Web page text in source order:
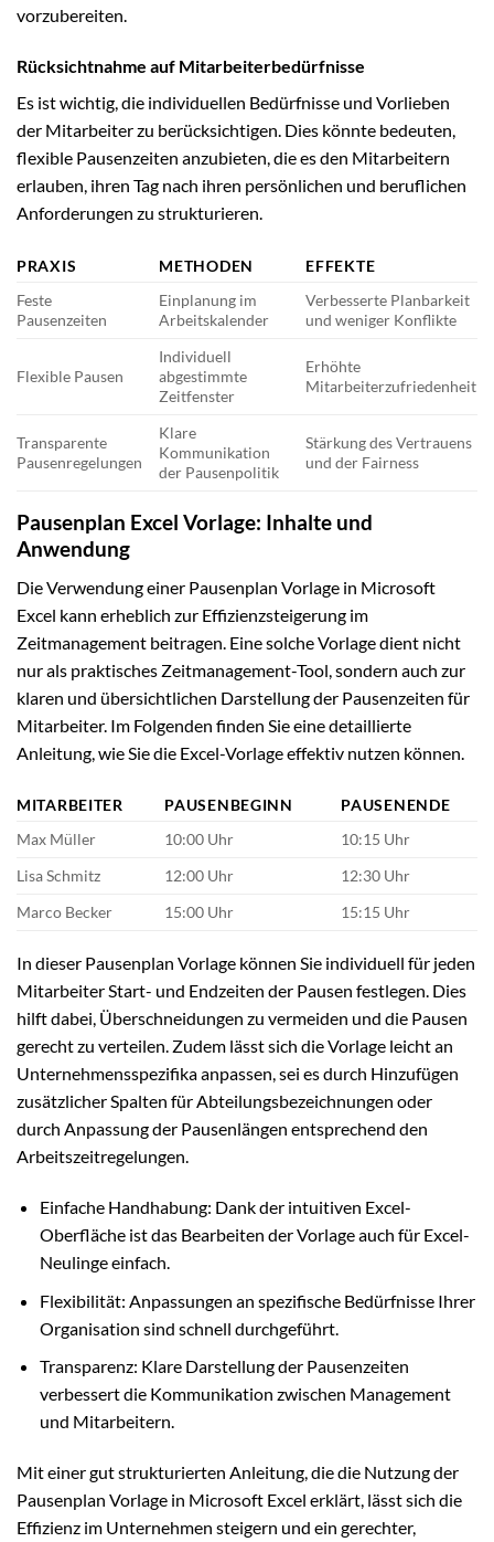
vorzubereiten.
Rücksichtnahme auf Mitarbeiterbedürfnisse
Es ist wichtig, die individuellen Bedürfnisse und Vorlieben
der Mitarbeiter zu berücksichtigen. Dies könnte bedeuten,
flexible Pausenzeiten anzubieten, die es den Mitarbeitern
erlauben, ihren Tag nach ihren persönlichen und beruflichen
Anforderungen zu strukturieren.
PRAXIS METHODEN
EFFEKTE
Feste
Pausenzeiten
Einplanung im
Arbeitskalender
Verbesserte Planbarkeit
und weniger Konflikte
Flexible Pausen
Individuell
abgestimmte
Zeitfenster
Erhöhte
Mitarbeiterzufriedenheit
Transparente
Pausenregelungen
Klare
Kommunikation
der Pausenpolitik
Stärkung des Vertrauens
und der Fairness
Pausenplan Excel Vorlage: Inhalte und
Anwendung
Die Verwendung einer Pausenplan Vorlage in Microsoft
Excel kann erheblich zur Effizienzsteigerung im
Zeitmanagement beitragen. Eine solche Vorlage dient nicht
nur als praktisches Zeitmanagement-Tool, sondern auch zur
klaren und übersichtlichen Darstellung der Pausenzeiten für
Mitarbeiter. Im Folgenden finden Sie eine detaillierte
Anleitung, wie Sie die Excel-Vorlage effektiv nutzen können.
MITARBEITER PAUSENBEGINN
PAUSENENDE
Max Müller
10:00 Uhr
10:15 Uhr
Lisa Schmitz
12:00 Uhr
12:30 Uhr
Marco Becker
15:00 Uhr 15:15 Uhr
In dieser Pausenplan Vorlage können Sie individuell für jeden
Mitarbeiter Start- und Endzeiten der Pausen festlegen. Dies
hilft dabei, Überschneidungen zu vermeiden und die Pausen
gerecht zu verteilen. Zudem lässt sich die Vorlage leicht an
Unternehmensspezifika anpassen, sei es durch Hinzufügen
zusätzlicher Spalten für Abteilungsbezeichnungen oder
durch Anpassung der Pausenlängen entsprechend den
Arbeitszeitregelungen.
Einfache Handhabung: Dank der intuitiven Excel-
Oberfläche ist das Bearbeiten der Vorlage auch für Excel-
Neulinge einfach.
Flexibilität: Anpassungen an spezifische Bedürfnisse Ihrer
Organisation sind schnell durchgeführt.
Transparenz: Klare Darstellung der Pausenzeiten
verbessert die Kommunikation zwischen Management
und Mitarbeitern.
Mit einer gut strukturierten Anleitung, die die Nutzung der
Pausenplan Vorlage in Microsoft Excel erklärt, lässt sich die
Effizienz im Unternehmen steigern und ein gerechter,